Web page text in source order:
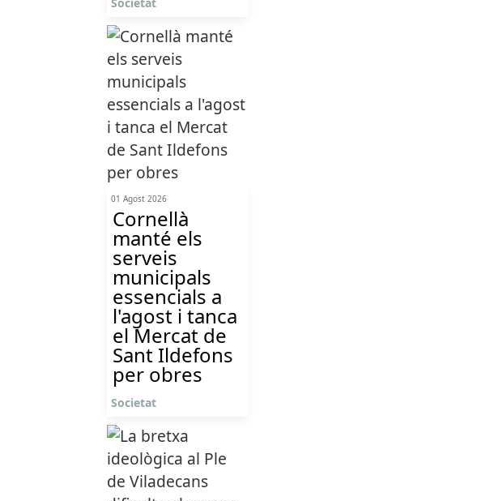
01 Agost 2026
Cornellà
manté els
serveis
municipals
essencials a
l'agost i tanca
el Mercat de
Sant Ildefons
per obres
Societat